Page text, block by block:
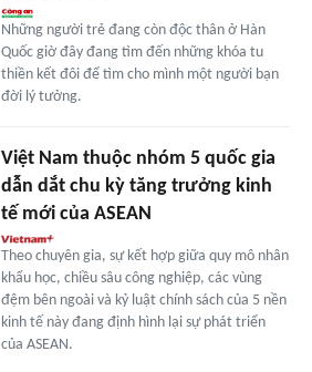
Những người trẻ đang còn độc thân ở Hàn
Quốc giờ đây đang tìm đến những khóa tu
thiền kết đôi để tìm cho mình một người bạn
đời lý tưởng.
Việt Nam thuộc nhóm 5 quốc gia
dẫn dắt chu kỳ tăng trưởng kinh
tế mới của ASEAN
Theo chuyên gia, sự kết hợp giữa quy mô nhân
khẩu học, chiều sâu công nghiệp, các vùng
đệm bên ngoài và kỷ luật chính sách của 5 nền
kinh tế này đang định hình lại sự phát triển
của ASEAN.